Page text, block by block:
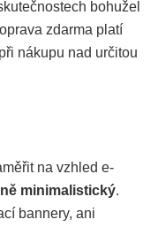
bohužel
zdarma platí
nákupu nad určitou
na vzhled e-
minimalistický.
bannery, ani